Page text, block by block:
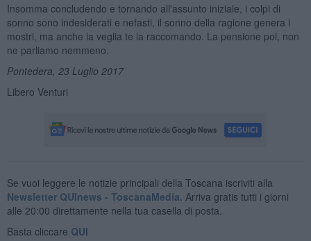
Insomma concludendo e tornando all'assunto iniziale, i colpi di
sonno sono indesiderati e nefasti, il sonno della ragione genera i
mostri, ma anche la veglia te la raccomando. La pensione poi, non
ne parliamo nemmeno.
Pontedera, 23 Luglio 2017
Libero Venturi
Se vuoi leggere le notizie principali della Toscana iscriviti alla
Newsletter QUInews - ToscanaMedia. Arriva gratis tutti i giorni
alle 20:00 direttamente nella tua casella di posta.
Basta cliccare QUI